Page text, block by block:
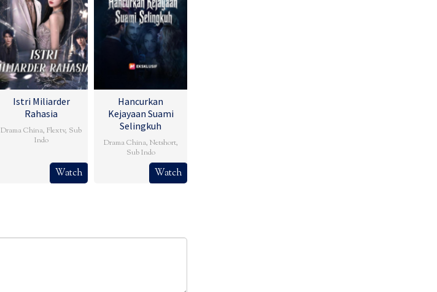
Istri Miliarder
Rahasia
Drama China, Flextv, Sub
Indo
Watch
Hancurkan
Kejayaan Suami
Selingkuh
Drama China, Netshort,
Sub Indo
Watch